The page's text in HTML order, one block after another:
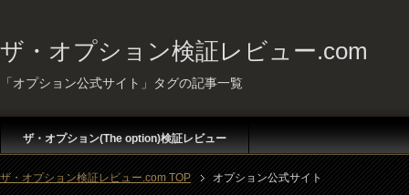
ザ・オプション検証レビュー.com
「オプション公式サイト」タグの記事一覧
ザ・オプション(The option)検証レビュー
ザ・オプション検証レビュー.com TOP オプション公式サイト